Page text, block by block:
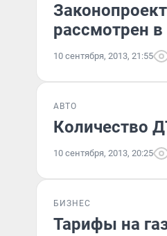
рассмотрен
10 сентября, 2013, 21:55
АВТО
Количество
10 сентября, 2013, 20:25
БИЗНЕС
Тарифы на